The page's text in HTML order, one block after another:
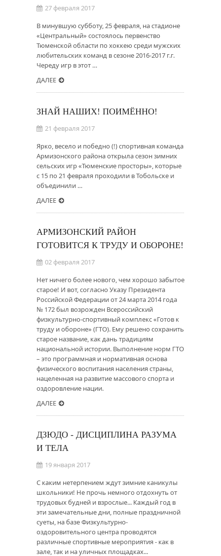
27 февраля 2017
В минувшую субботу, 25 февраля, на стадионе
«Центральный» состоялось первенство
Тюменской области по хоккею среди мужских
любительских команд в сезоне 2016-2017 г.г.
Череду игр в этот …
ДАЛЕЕ
ЗНАЙ НАШИХ! ПОИМЁННО!
21 февраля 2017
Ярко, весело и победно (!) спортивная команда
Армизонского района открыла сезон зимних
сельских игр «Тюменские просторы», которые
с 15 по 21 февраля проходили в Тобольске и
объединили …
ДАЛЕЕ
АРМИЗОНСКИЙ РАЙОН
ГОТОВИТСЯ К ТРУДУ И ОБОРОНЕ!
02 февраля 2017
Нет ничего более нового, чем хорошо забытое
старое! И вот, согласно Указу Президента
Российской Федерации от 24 марта 2014 года
№ 172 был возрожден Всероссийский
физкультурно-спортивный комплекс «Готов к
труду и обороне» (ГТО). Ему решено сохранить
старое название, как дань традициям
национальной истории. Выполнение норм ГТО
– это программная и нормативная основа
физического воспитания населения страны,
нацеленная на развитие массового спорта и
оздоровление нации.
ДАЛЕЕ
ДЗЮДО - ДИСЦИПЛИНА РАЗУМА
И ТЕЛА
19 января 2017
С каким нетерпением ждут зимние каникулы
школьники! Не прочь немного отдохнуть от
трудовых будней и взрослые... Каждый год в
эти замечательные дни, полные праздничной
суеты, на базе Физкультурно-
оздоровительного центра проводятся
различные спортивные мероприятия - как в
зале, так и на уличных площадках...